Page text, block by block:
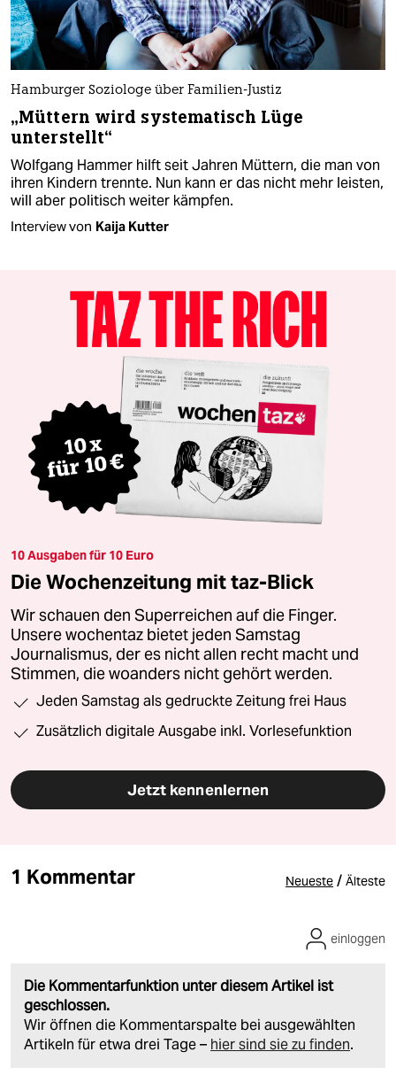
Hamburger Soziologe über Familien-Justiz
„Müttern wird systematisch Lüge
unterstellt“
Wolfgang Hammer hilft seit Jahren Müttern, die man von
ihren Kindern trennte. Nun kann er das nicht mehr leisten,
will aber politisch weiter kämpfen.
Interview von Kaija Kutter
10 Ausgaben für 10 Euro
Die Wochenzeitung mit taz-Blick
Wir schauen den Superreichen auf die Finger.
Unsere wochentaz bietet jeden Samstag
Journalismus, der es nicht allen recht macht und
Stimmen, die woanders nicht gehört werden.
Jeden Samstag als gedruckte Zeitung frei Haus
Zusätzlich digitale Ausgabe inkl. Vorlesefunktion
Jetzt kennenlernen
1 Kommentar Neueste / Älteste
Die Kommentarfunktion unter diesem Artikel ist
geschlossen.
Wir öffnen die Kommentarspalte bei ausgewählten
Artikeln für etwa drei Tage – hier sind sie zu finden.
einloggen